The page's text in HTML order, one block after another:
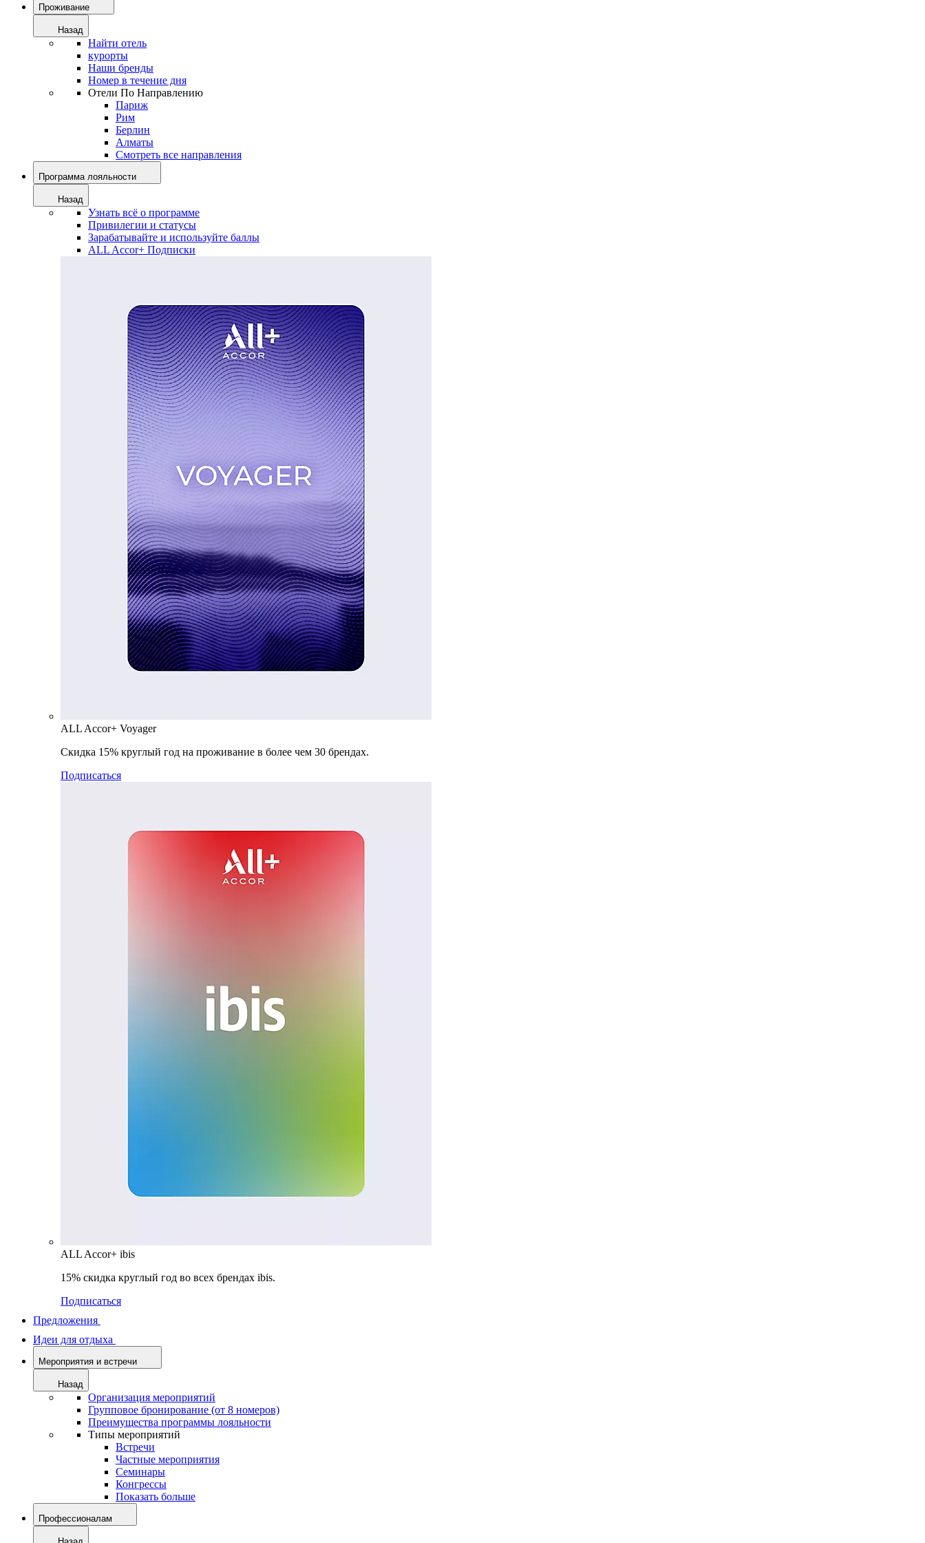
Проживание
Назад
Найти отель
курорты
Наши бренды
Номер в течение дня
Отели По Направлению
Париж
Рим
Берлин
Алматы
Смотреть все направления
Программа лояльности
Назад
Узнать всё о программе
Привилегии и статусы
Зарабатывайте и используйте баллы
ALL Accor+ Подписки
ALL Accor+ Voyager
Скидка 15% круглый год на проживание в более чем 30 брендах.
Подписаться
ALL Accor+ ibis
15% скидка круглый год во всех брендах ibis.
Подписаться
Предложения
Идеи для отдыха
Мероприятия и встречи
Назад
Организация мероприятий
Групповое бронирование (от 8 номеров)
Преимущества программы лояльности
Типы мероприятий
Встречи
Частные мероприятия
Семинары
Конгрессы
Показать больше
Профессионалам